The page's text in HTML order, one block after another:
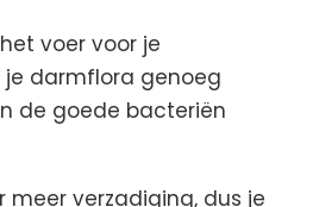
voer voor je
darmflora genoeg
de goede bacteriën
meer verzadiging, dus je